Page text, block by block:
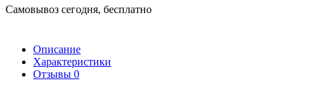
Самовывоз сегодня, бесплатно
Описание
Характеристики
Отзывы 0